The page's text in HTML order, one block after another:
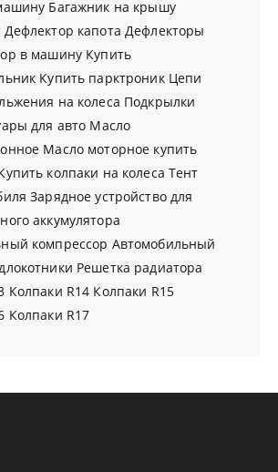
Багажник на крышу
Дефлектор капота Дефлекторы
в машину Купить
Купить парктроник Цепи
на колеса Подкрылки
для авто Масло
Масло моторное купить
колпаки на колеса Тент
Зарядное устройство для
аккумулятора
компрессор Автомобильный
Решетка радиатора
Колпаки R14 Колпаки R15
Колпаки R17